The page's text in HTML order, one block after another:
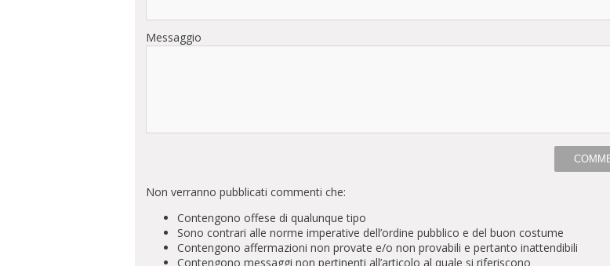
Messaggio
Non verranno pubblicati commenti che:
Contengono offese di qualunque tipo
Sono contrari alle norme imperative dell’ordine pubblico e del buon costume
Contengono affermazioni non provate e/o non provabili e pertanto inattendibili
Contengono messaggi non pertinenti all’articolo al quale si riferiscono